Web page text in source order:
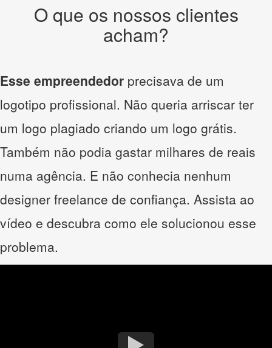
O que os nossos clientes
acham?
Esse empreendedor precisava de um
logotipo profissional. Não queria arriscar ter
um logo plagiado criando um logo grátis.
Também não podia gastar milhares de reais
numa agência. E não conhecia nenhum
designer freelance de confiança. Assista ao
vídeo e descubra como ele solucionou esse
problema.